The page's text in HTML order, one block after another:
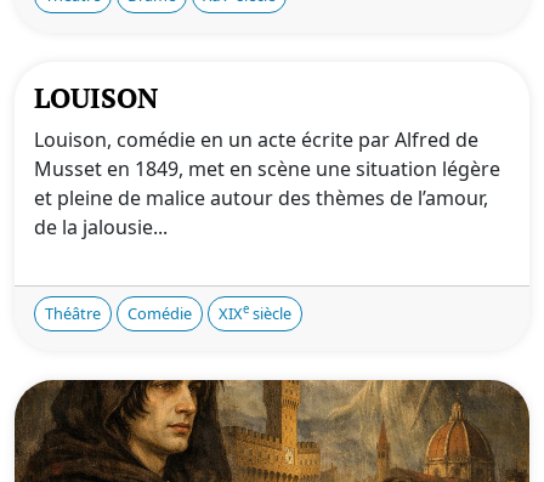
LOUISON
Louison, comédie en un acte écrite par Alfred de
Musset en 1849, met en scène une situation légère
et pleine de malice autour des thèmes de l’amour,
de la jalousie...
Théâtre Comédie XIXe siècle